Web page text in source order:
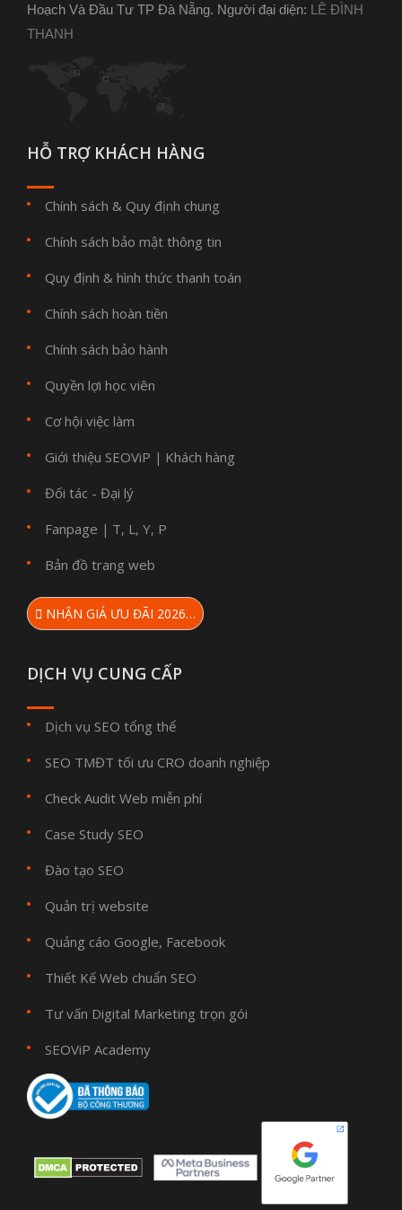
Hoạch Và Đầu Tư TP Đà Nẵng. Người đại diện: LÊ ĐÌNH
THANH
HỖ TRỢ KHÁCH HÀNG
Chính sách & Quy định chung
Chính sách bảo mật thông tin
Quy định & hình thức thanh toán
Chính sách hoàn tiền
Chính sách bảo hành
Quyền lợi học viên
Cơ hội việc làm
Giới thiệu SEOViP | Khách hàng
Đối tác - Đại lý
Fanpage | T, L , Y, P
Bản đồ trang web
NHẬN GIÁ ƯU ĐÃI 2026…
DỊCH VỤ CUNG CẤP
Dịch vụ SEO tổng thể
SEO TMĐT tối ưu CRO doanh nghiệp
Check Audit Web miễn phí
Case Study SEO
Đào tạo SEO
Quản trị website
Quảng cáo Google, Facebook
Thiết Kế Web chuẩn SEO
Tư vấn Digital Marketing trọn gói
SEOViP Academy